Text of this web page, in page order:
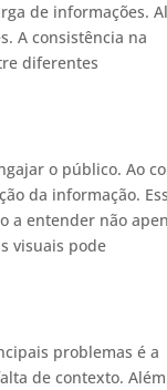
de informações.
A consistência na
diferentes
o público. Ao
da informação.
a entender não
visuais pode
problemas é a
de contexto. Além